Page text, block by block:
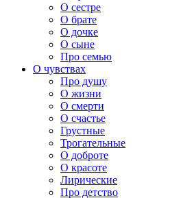
О сестре
О брате
О дочке
О сыне
Про семью
О чувствах
Про душу
О жизни
О смерти
О счастье
Грустные
Трогательные
О доброте
О красоте
Лирические
Про детство